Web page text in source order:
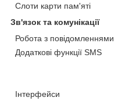
Слоти карти пам'яті
Зв'язок та комунікації
Робота з повідомленнями
Додаткові функції SMS
Інтерфейси